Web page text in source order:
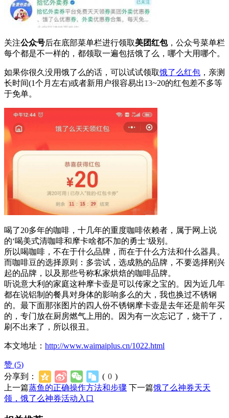
关注公众号后在底部菜单栏进行领取美团红包，公众号菜单栏
每个都是不一样的，都领取一遍包括饿了么，哪个大用哪个。
如果你很久没用饿了么的话，可以试试领取饿了么红包 ，亲测
长时间(1个月左右)或者新用户很容易出13~20的红包差不多等
于免单。
喝了20多年的咖啡，十几年的重度咖啡依赖者，属于网上说
的‘喝美式清咖啡和摩卡啥都不加的勇士’级别。
所以喝咖啡，不在于什么品牌，而在于什么方法和什么器具。
而咖啡豆的选择原则：多尝试，选成熟的品牌，不要选择刚兴
起的品牌，以及那些号称私家烘焙的咖啡品牌。
听说意大利的家庭这种摩卡壶是可以传家之宝的。因为近几年
都在说铝制的餐具对身体的影响多么的大，我也换过不锈钢
的。最下面那张图片的四人份不锈钢摩卡壶是去年还是前年买
的，专门放在厨房燃气上用的。因为有一次忘记了，烧干了，
刷不出来了，所以很丑。
本文地址： http://www.waimaiplus.cn/1022.html
赞 (5)
分享到：
( 0 )
上一篇蒸鱼的正确操作方法和步骤 下一篇饿了么神券天天
领，饿了么神券活动入口